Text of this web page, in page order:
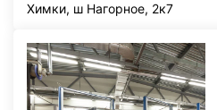
Химки, ш Нагорное, 2к7